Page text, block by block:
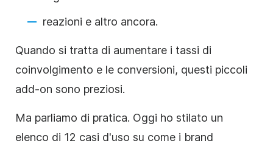
reazioni e altro ancora.
Quando si tratta di aumentare i tassi di
coinvolgimento e le conversioni, questi piccoli
add-on sono preziosi.
Ma parliamo di pratica. Oggi ho stilato un
elenco di 12 casi d'uso su come i brand